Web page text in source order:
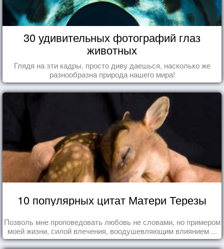
30 удивительных фотографий глаз
животных
Глядя на эти кадры, просто диву даешься, насколько же
разнообразна природа нашего мира!
10 популярных цитат Матери Терезы
Позволь мне проповедовать любовь не словами, но примером
моей жизни, силой влечения, воодушевляющим влиянием ...